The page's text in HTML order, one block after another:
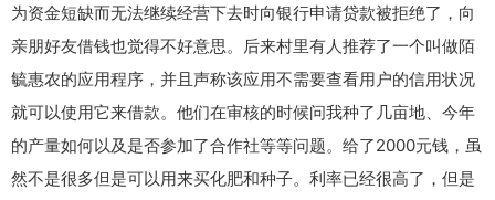
为资金短缺而无法继续经营下去时向银行申请贷款被拒绝了，向
亲朋好友借钱也觉得不好意思。后来村里有人推荐了一个叫做陌
毓惠农的应用程序，并且声称该应用不需要查看用户的信用状况
就可以使用它来借款。他们在审核的时候问我种了几亩地、今年
的产量如何以及是否参加了合作社等等问题。给了2000元钱，虽
然不是很多但是可以用来买化肥和种子。利率已经很高了，但是